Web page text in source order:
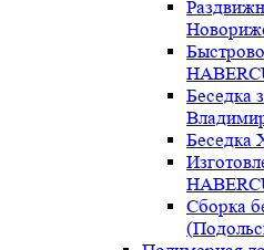
Беседка
Беседка
Сборка